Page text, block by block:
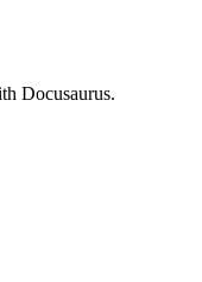
Docusaurus.